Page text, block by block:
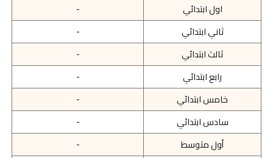
اول ابتدائي
-
ثاني ابتدائي
-
ثالث ابتدائي
-
رابع ابتدائي
-
خامس ابتدائي
-
سادس ابتدائي
-
أول متوسط
-